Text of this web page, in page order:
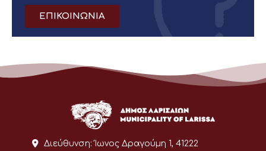
ΕΠΙΚΟΙΝΩΝΙΑ
Διεύθυνση: Ίωνος Δραγούμη 1, 41222